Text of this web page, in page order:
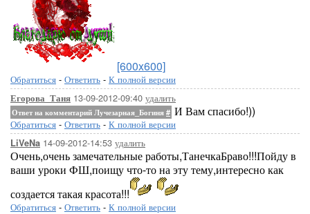
[600x600]
Обратиться - Ответить - К полной версии
Егорова_Таня 13-09-2012-09:40 удалить
Ответ на комментарий Лучезарная_Богиня # И Вам спасибо!))
Обратиться - Ответить - К полной версии
LiVeNa 14-09-2012-14:53 удалить
Очень,очень замечательные работы,ТанечкаБраво!!!Пойду в
ваши уроки ФШ,поищу что-то на эту тему,интересно как
создается такая красота!!!
Обратиться - Ответить - К полной версии